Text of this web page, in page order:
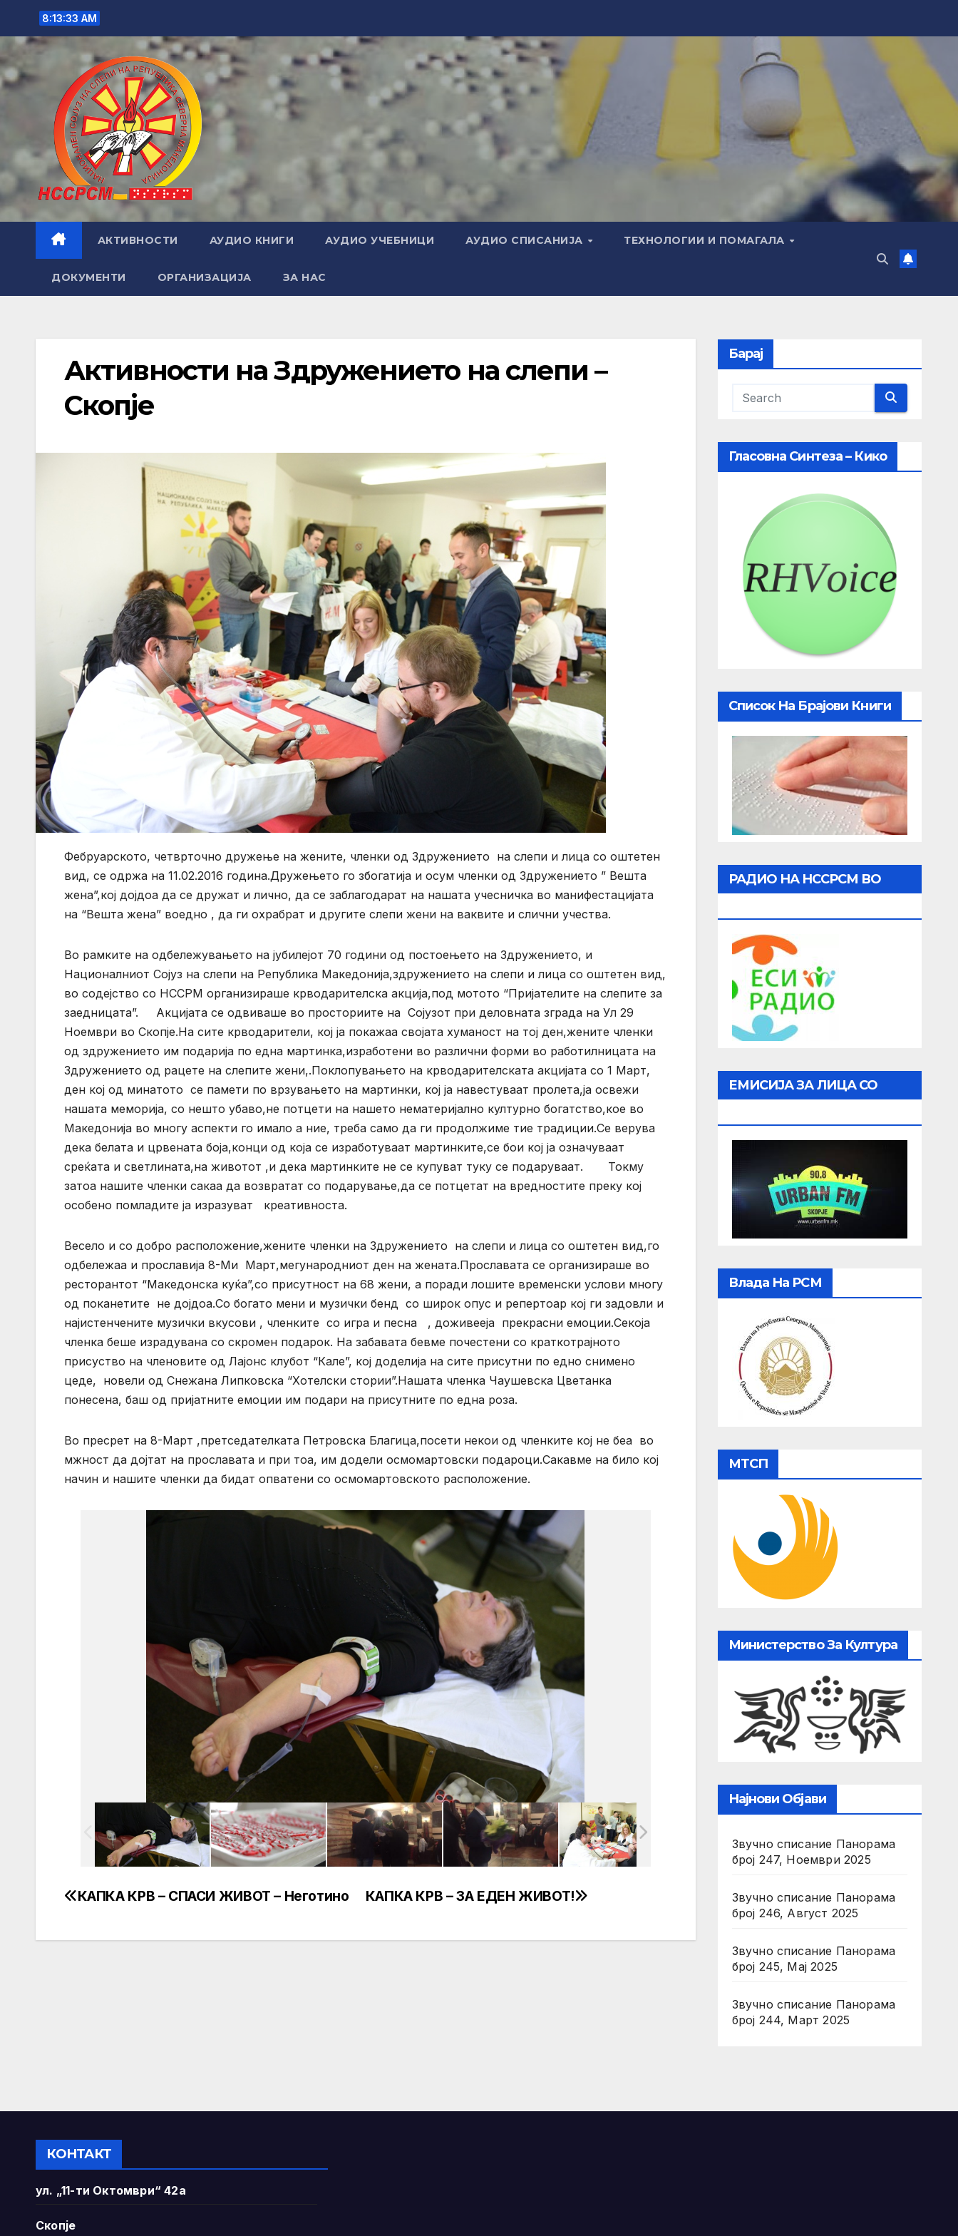
content
8:13:34 AM
АКТИВНОСТИ АУДИО КНИГИ АУДИО УЧЕБНИЦИ АУДИО СПИСАНИЈА ТЕХНОЛОГИИ И ПОМАГАЛА
ДОКУМЕНТИ ОРГАНИЗАЦИЈА ЗА НАС
Активности на Здружението на слепи –
Скопје
Фебруарското, четврточно дружење на жените, членки од Здружението на слепи и лица со оштетен
вид, се одржа на 11.02.2016 година.Дружењето го збогатија и осум членки од Здружението ” Вешта
жена”,кој дојдоа да се дружат и лично, да се заблагодарат на нашата учесничка во манифестацијата
на “Вешта жена” воедно , да ги охрабрат и другите слепи жени на ваквите и слични учества.
Во рамките на одбележувањето на јубилејот 70 години од постоењето на Здружението, и
Националниот Сојуз на слепи на Република Македонија,здружението на слепи и лица со оштетен вид,
во содејство со НССРМ организираше крводарителска акција,под мотото “Пријателите на слепите за
заедницата”. Акцијата се одвиваше во просториите на Сојузот при деловната зграда на Ул 29
Ноември во Скопје.На сите крводарители, кој ја покажаа својата хуманост на тој ден,жените членки
од здружението им подарија по една мартинка,изработени во различни форми во работилницата на
Здружението од рацете на слепите жени,.Поклопувањето на крводарителската акцијата со 1 Март,
ден кој од минатото се памети по врзувањето на мартинки, кој ја навестуваат пролета,ја освежи
нашата меморија, со нешто убаво,не потцети на нашето нематеријално културно богатство,кое во
Македонија во многу аспекти го имало а ние, треба само да ги продолжиме тие традиции.Се верува
дека белата и црвената боја,конци од која се изработуваат мартинките,се бои кој ја означуваат
среќата и светлината,на животот ,и дека мартинките не се купуват туку се подаруваат. Токму
затоа нашите членки сакаа да возвратат со подарување,да се потцетат на вредностите преку кој
особено помладите ја изразуват креативноста.
Весело и со добро расположение,жените членки на Здружението на слепи и лица со оштетен вид,го
одбележаа и прославија 8-Ми Март,мегународниот ден на жената.Прославата се организираше во
ресторантот “Македонска куќа”,со присутност на 68 жени, а поради лошите временски услови многу
од поканетите не дојдоа.Со богато мени и музички бенд со широк опус и репертоар кој ги задовли и
најистенчените музички вкусови , членките со игра и песна , доживееја прекрасни емоции.Секоја
членка беше израдувана со скромен подарок. На забавата бевме почестени со краткотрајното
присуство на членовите од Лајонс клубот “Кале”, кој доделија на сите присутни по едно снимено
цеде, новели од Снежана Липковска “Хотелски стории”.Нашата членка Чаушевска Цветанка
понесена, баш од пријатните емоции им подари на присутните по една роза.
Во пресрет на 8-Март ,претседателката Петровска Благица,посети некои од членките кој не беа во
мжност да дојтат на прославата и при тоа, им додели осмомартовски подароци.Сакавме на било кој
начин и нашите членки да бидат опватени со осмомартовското расположение.
Post
КАПКА КРВ – ЗА ЕДЕН ЖИВОТ!
КАПКА КРВ – СПАСИ ЖИВОТ – Неготино
Барај
Гласовна Синтеза – Кико
Список На Брајови Книги
РАДИО НА НССРСМ ВО
ЕМИСИЈА ЗА ЛИЦА СО
Влада На РСМ
МТСП
Министерство За Култура
Најнови Објави
Звучно списание Панорама
број 247, Ноември 2025
Звучно списание Панорама
број 246, Август 2025
Звучно списание Панорама
број 245, Мај 2025
Звучно списание Панорама
број 244, Март 2025
КОНТАКТ
ул. „11-ти Октомври“ 42а
Скопје